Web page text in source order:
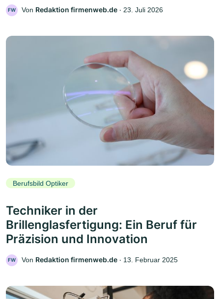
FW Von Redaktion firmenweb.de ‧ 23. Juli 2026
Berufsbild Optiker
Techniker in der
Brillenglasfertigung: Ein Beruf für
Präzision und Innovation
FW Von Redaktion firmenweb.de ‧ 13. Februar 2025